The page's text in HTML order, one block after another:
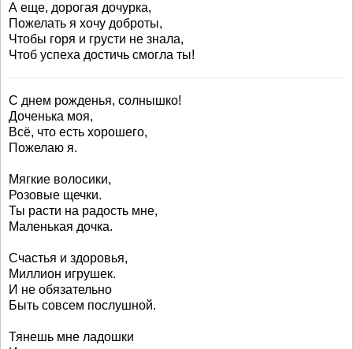
А еще, дорогая дочурка,
Пожелать я хочу доброты,
Чтобы горя и грусти не знала,
Чтоб успеха достичь смогла ты!
С днем рожденья, солнышко!
Доченька моя,
Всё, что есть хорошего,
Пожелаю я.
Мягкие волосики,
Розовые щечки.
Ты расти на радость мне,
Маленькая дочка.
Счастья и здоровья,
Миллион игрушек.
И не обязательно
Быть совсем послушной.
Тянешь мне ладошки